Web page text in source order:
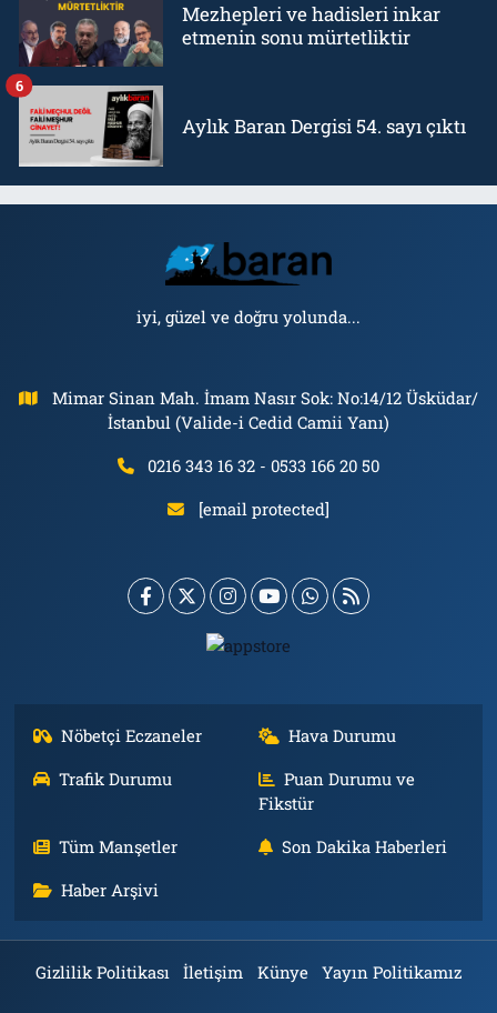
Mezhepleri ve hadisleri inkar
etmenin sonu mürtetliktir
Aylık Baran Dergisi 54. sayı çıktı
6
iyi, güzel ve doğru yolunda...
Mimar Sinan Mah. İmam Nasır Sok: No:14/12 Üsküdar/
İstanbul (Valide-i Cedid Camii Yanı)
0216 343 16 32 - 0533 166 20 50
[email protected]
Nöbetçi Eczaneler
Hava Durumu
Trafik Durumu
Puan Durumu ve
Fikstür
Tüm Manşetler
Son Dakika Haberleri
Haber Arşivi
Gizlilik Politikası İletişim Künye Yayın Politikamız